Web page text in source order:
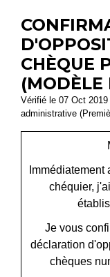
CHÈQUE
(MODÈLE
Vérifié le 07 Oct
administrative
chéquier,
Je vous
déclaration
chèques